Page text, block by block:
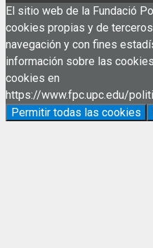
El sitio web de la Fundació
cookies propias y de
navegación y con fines
información sobre las
cookies en
https://www.fpc.upc.edu/
Permitir todas las cookies